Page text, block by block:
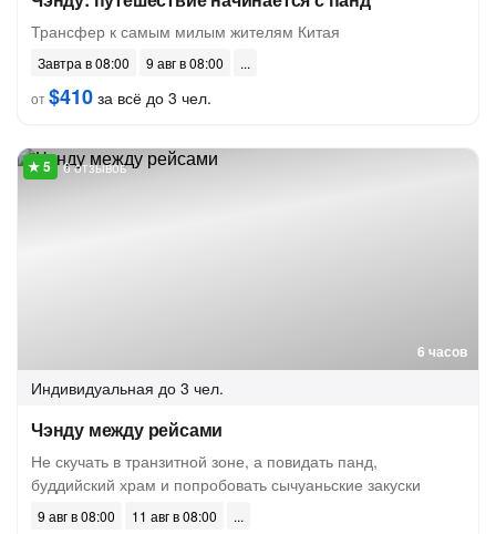
Трансфер к самым милым жителям Китая
Завтра в 08:00
9 авг в 08:00
от$410 за всё до 3 чел.
6 часов
6 отзывов
Индивидуальная до 3 чел.
Чэнду между рейсами
Не скучать в транзитной зоне, а повидать панд,
буддийский храм и попробовать сычуаньские закуски
9 авг в 08:00
11 авг в 08:00